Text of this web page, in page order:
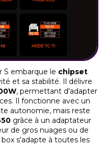
S embarque le chipset
et sa stabilité. Il délivre
, permettant d'adapter
Il fonctionne avec un
autonomie, mais reste
grâce à un adaptateur
de gros nuages ou de
s'adapte à toutes les